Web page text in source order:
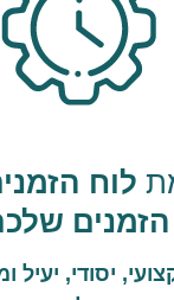
לוח
הזמנים
יסודי, יעיל